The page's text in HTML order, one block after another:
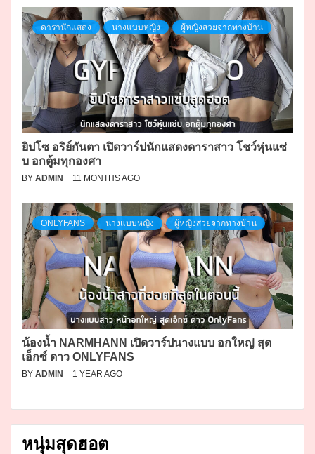
ดารานักแสดง นางแบบหญิง ผู้หญิงสวยจากทางบ้าน
ยิปโซ อริย์กันตา เปิดวาร์ปนักแสดงดาราสาว โชว์หุ่นแซ่
บ อกตู้มทุกองศา
BY ADMIN 11 MONTHS AGO
ONLYFANS นางแบบหญิง ผู้หญิงสวยจากทางบ้าน
น้องน้ำ NARMHANN เปิดวาร์ปนางแบบ อกใหญ่ สุด
เอ็กซ์ ดาว ONLYFANS
BY ADMIN 1 YEAR AGO
หนุ่มสุดฮอต